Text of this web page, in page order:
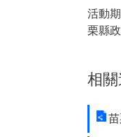
活動
栗縣
相